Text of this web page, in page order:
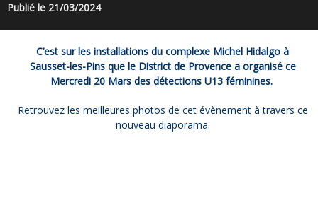
Publié le 21/03/2024
C’est sur les installations du complexe Michel Hidalgo à
Sausset-les-Pins que le District de Provence a organisé ce
Mercredi 20 Mars des détections U13 féminines.
Retrouvez les meilleures photos de cet évènement à travers ce
nouveau diaporama.